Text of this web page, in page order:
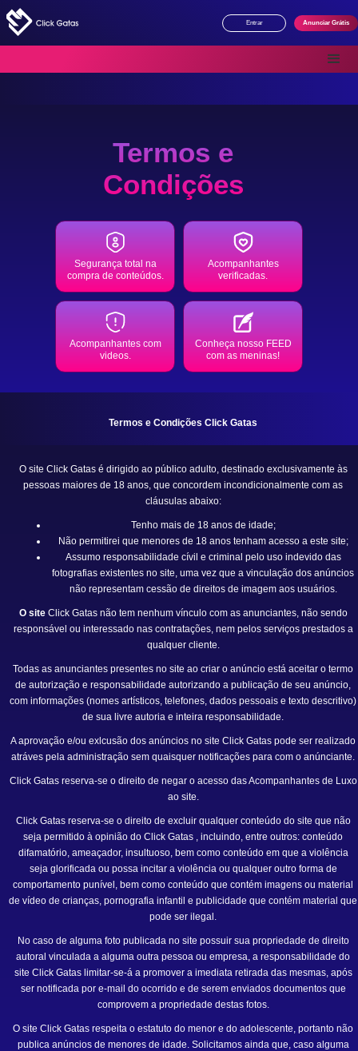
Entrar Anunciar Grátis
Termos e
Condições
Segurança total na
compra de conteúdos.
Acompanhantes
verificadas.
Acompanhantes com
videos.
Conheça nosso FEED
com as meninas!
Termos e Condições Click Gatas
O site Click Gatas é dirigido ao público adulto, destinado exclusivamente às
pessoas maiores de 18 anos, que concordem incondicionalmente com as
cláusulas abaixo:
Tenho mais de 18 anos de idade;
Não permitirei que menores de 18 anos tenham acesso a este site;
Assumo responsabilidade cívil e criminal pelo uso indevido das
fotografias existentes no site, uma vez que a vinculação dos anúncios
não representam cessão de direitos de imagem aos usuários.
O site Click Gatasnão tem nenhum vínculo com as anunciantes, não sendo
responsável ou interessado nas contratações, nem pelos serviços prestados a
qualquer cliente.
Todas as anunciantes presentes no site ao criar o anúncio está aceitar o termo
de autorização e responsabilidade autorizando a publicação de seu anúncio,
com informações (nomes artísticos, telefones, dados pessoais e texto descritivo)
de sua livre autoria e inteira responsabilidade.
A aprovação e/ou exlcusão dos anúncios no site Click Gatas pode ser realizado
atráves pela administração sem quaisquer notificações para com o anúnciante.
Click Gatas reserva-se o direito de negar o acesso das Acompanhantes de Luxo
ao site.
Click Gatas reserva-se o direito de excluir qualquer conteúdo do site que não
seja permitido à opinião do Click Gatas , incluindo, entre outros: conteúdo
difamatório, ameaçador, insultuoso, bem como conteúdo em que a violência
seja glorificada ou possa incitar a violência ou qualquer outro forma de
comportamento punível, bem como conteúdo que contém imagens ou material
de vídeo de crianças, pornografia infantil e publicidade que contém material que
pode ser ilegal.
No caso de alguma foto publicada no site possuir sua propriedade de direito
autoral vinculada a alguma outra pessoa ou empresa, a responsabilidade do
site Click Gatas limitar-se-á a promover a imediata retirada das mesmas, após
ser notificada por e-mail do ocorrido e de serem enviados documentos que
comprovem a propriedade destas fotos.
O site Click Gatas respeita o estatuto do menor e do adolescente, portanto não
publica anúncios de menores de idade. Solicitamos ainda que, caso alguma